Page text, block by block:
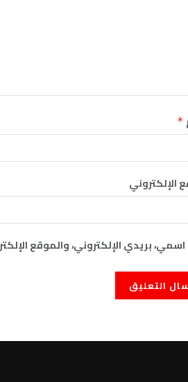
*
الإلكتروني
بريدي الإلكتروني، والموقع